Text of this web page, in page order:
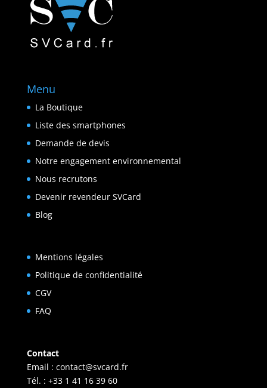
Menu
La Boutique
Liste des smartphones
Demande de devis
Notre engagement environnemental
Nous recrutons
Devenir revendeur SVCard
Blog
Mentions légales
Politique de confidentialité
CGV
FAQ
Contact
Email : contact@svcard.fr
Tél. : +33 1 41 16 39 60